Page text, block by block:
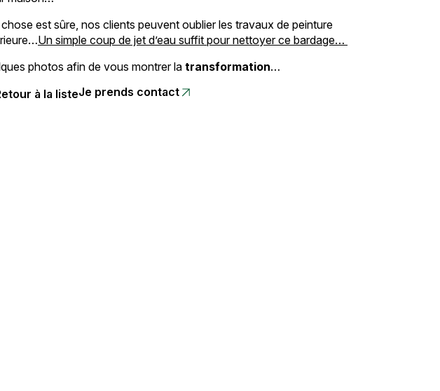
est sûre, nos clients peuvent oublier les travaux de peinture
Un simple coup de jet d’eau suffit pour nettoyer ce bardage…
photos afin de vous montrer la transformation…
à la listeJe prends contact